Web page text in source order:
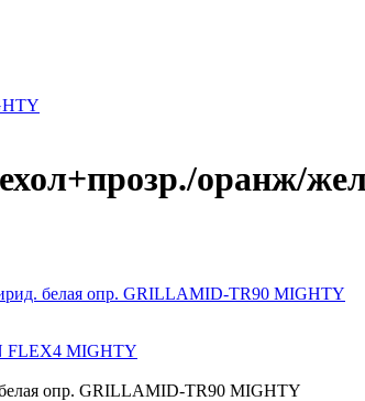
оранж/
белая опр. GRILLAMID-TR90 MIGHTY
FLEX4 MIGHTY
опр. GRILLAMID-TR90 MIGHTY